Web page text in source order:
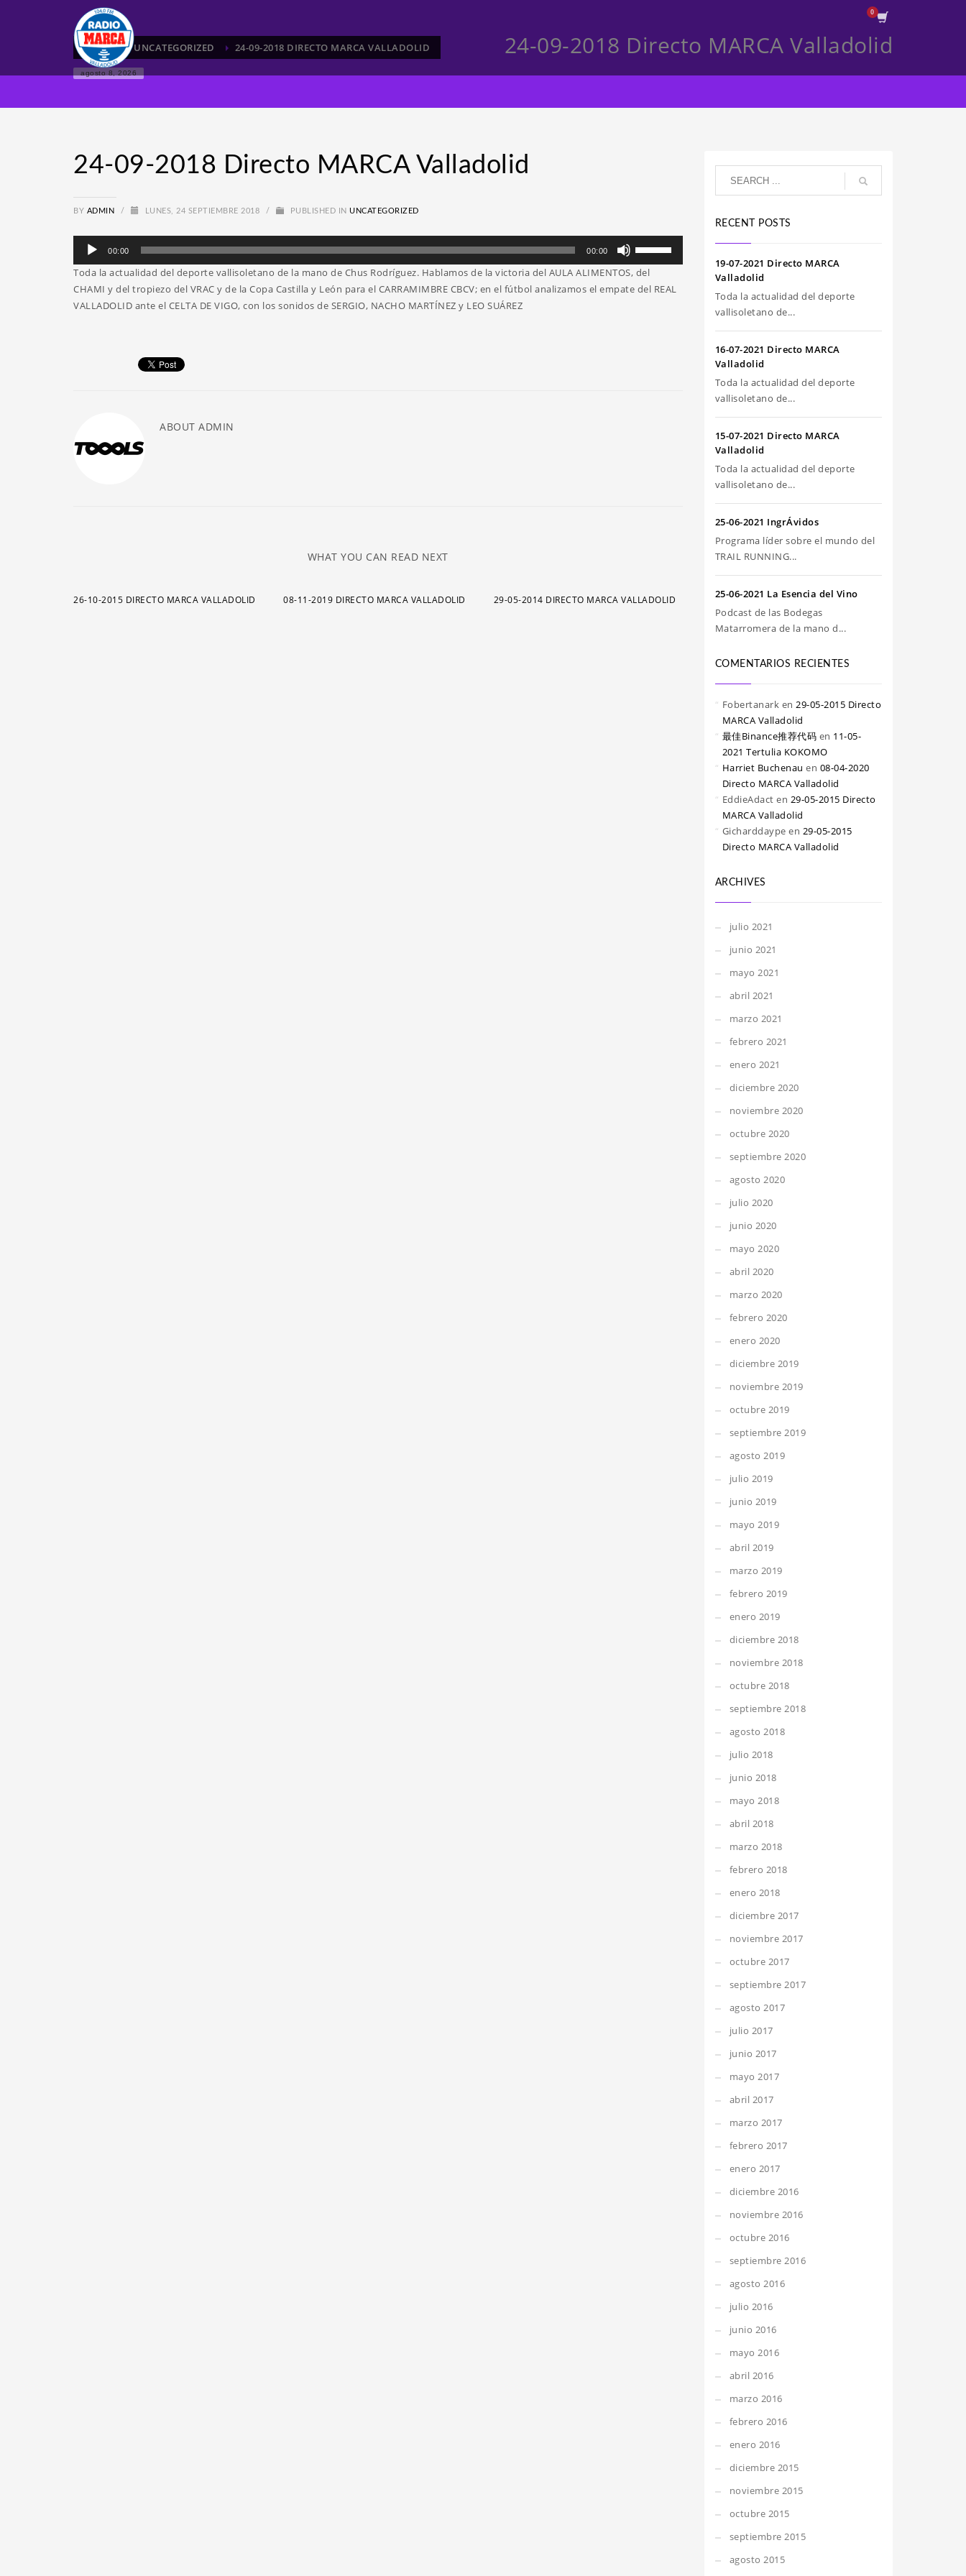
HOME UNCATEGORIZED 24-09-2018 DIRECTO MARCA VALLADOLID
agosto 8, 2026
24-09-2018 Directo MARCA Valladolid
24-09-2018 Directo MARCA Valladolid
BY ADMIN / LUNES, 24 SEPTIEMBRE 2018 / PUBLISHED IN UNCATEGORIZED
Reproductor
audio
00:00 00:00
teclas
de
Toda la actualidad del deporte vallisoletano de la mano de Chus Rodríguez. Hablamos de la victoria del AULA ALIMENTOS, del
CHAMI y del tropiezo del VRAC y de la Copa Castilla y León para el CARRAMIMBRE CBCV; en el fútbol analizamos el empate del REAL
VALLADOLID ante el CELTA DE VIGO, con los sonidos de SERGIO, NACHO MARTÍNEZ y LEO SUÁREZ
ABOUT ADMIN
WHAT YOU CAN READ NEXT
26-10-2015 DIRECTO MARCA VALLADOLID 08-11-2019 DIRECTO MARCA VALLADOLID 29-05-2014 DIRECTO MARCA VALLADOLID
RECENT POSTS
19-07-2021 Directo MARCA
Valladolid
Toda la actualidad del deporte
vallisoletano de...
16-07-2021 Directo MARCA
Valladolid
Toda la actualidad del deporte
vallisoletano de...
15-07-2021 Directo MARCA
Valladolid
Toda la actualidad del deporte
vallisoletano de...
25-06-2021 IngrÁvidos
Programa líder sobre el mundo del
TRAIL RUNNING...
25-06-2021 La Esencia del Vino
Podcast de las Bodegas
Matarromera de la mano d...
COMENTARIOS RECIENTES
Fobertanark en 29-05-2015 Directo
MARCA Valladolid
最佳Binance推荐代码 en 11-05-
2021 Tertulia KOKOMO
Harriet Buchenau en 08-04-2020
Directo MARCA Valladolid
EddieAdact en 29-05-2015 Directo
MARCA Valladolid
Gicharddaype en 29-05-2015
Directo MARCA Valladolid
ARCHIVES
julio 2021
junio 2021
mayo 2021
abril 2021
marzo 2021
febrero 2021
enero 2021
diciembre 2020
noviembre 2020
octubre 2020
septiembre 2020
agosto 2020
julio 2020
junio 2020
mayo 2020
abril 2020
marzo 2020
febrero 2020
enero 2020
diciembre 2019
noviembre 2019
octubre 2019
septiembre 2019
agosto 2019
julio 2019
junio 2019
mayo 2019
abril 2019
marzo 2019
febrero 2019
enero 2019
diciembre 2018
noviembre 2018
octubre 2018
septiembre 2018
agosto 2018
julio 2018
junio 2018
mayo 2018
abril 2018
marzo 2018
febrero 2018
enero 2018
diciembre 2017
noviembre 2017
octubre 2017
septiembre 2017
agosto 2017
julio 2017
junio 2017
mayo 2017
abril 2017
marzo 2017
febrero 2017
enero 2017
diciembre 2016
noviembre 2016
octubre 2016
septiembre 2016
agosto 2016
julio 2016
junio 2016
mayo 2016
abril 2016
marzo 2016
febrero 2016
enero 2016
diciembre 2015
noviembre 2015
octubre 2015
septiembre 2015
agosto 2015